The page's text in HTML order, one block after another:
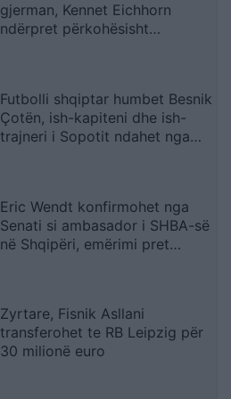
gjerman, Kennet Eichhorn
ndërpret përkohësisht
Futbolli shqiptar humbet Besnik
Çotën, ish-kapiteni dhe ish-
trajneri i Sopotit ndahet nga
Eric Wendt konfirmohet nga
Senati si ambasador i SHBA-së
në Shqipëri, emërimi pret
Zyrtare, Fisnik Asllani
transferohet te RB Leipzig për
30 milionë euro